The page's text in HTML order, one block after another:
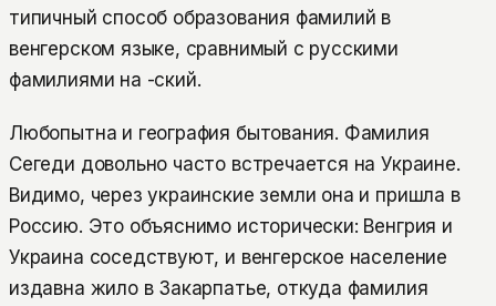
типичный способ образования фамилий в
венгерском языке, сравнимый с русскими
фамилиями на -ский.
Любопытна и география бытования. Фамилия
Сегеди довольно часто встречается на Украине.
Видимо, через украинские земли она и пришла в
Россию. Это объяснимо исторически: Венгрия и
Украина соседствуют, и венгерское население
издавна жило в Закарпатье, откуда фамилия